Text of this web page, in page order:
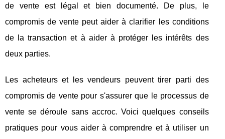
de vente est légal et bien documenté. De plus, le
compromis de vente peut aider à clarifier les conditions
de la transaction et à aider à protéger les intérêts des
deux parties.
Les acheteurs et les vendeurs peuvent tirer parti des
compromis de vente pour s'assurer que le processus de
vente se déroule sans accroc. Voici quelques conseils
pratiques pour vous aider à comprendre et à utiliser un